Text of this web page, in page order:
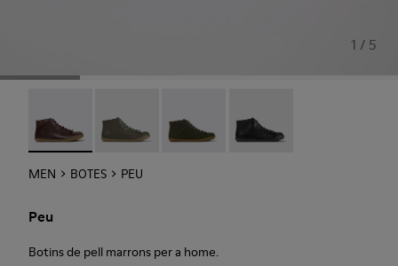
1 / 5
MEN BOTES PEU
Peu
Botins de pell marrons per a home.